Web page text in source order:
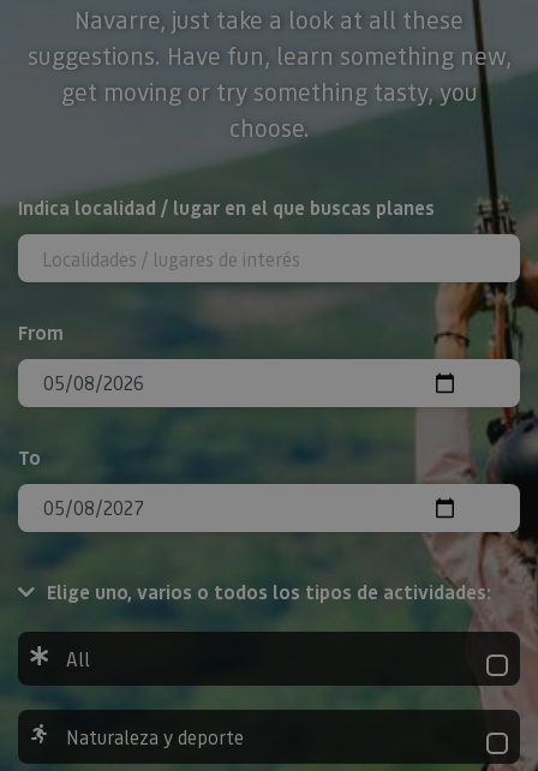
Navarre, just take a look at all these
suggestions. Have fun, learn something new,
get moving or try something tasty, you
choose.
Search
Indica localidad / lugar en el que buscas planes
From
To
Elige uno, varios o todos los tipos de actividades:
All
Naturaleza y deporte